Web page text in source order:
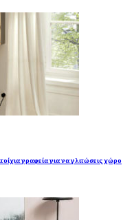
γραφεία για να γλιτώσεις χώρο